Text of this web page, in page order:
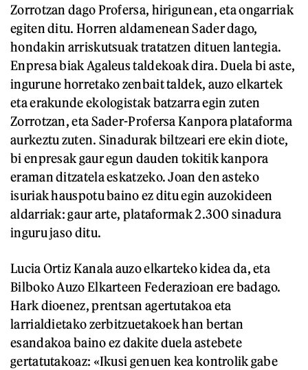
Zorrotzan dago Profersa, hirigunean, eta ongarriak
egiten ditu. Horren aldamenean Sader dago,
hondakin arriskutsuak tratatzen dituen lantegia.
Enpresa biak Agaleus taldekoak dira. Duela bi aste,
ingurune horretako zenbait taldek, auzo elkartek
eta erakunde ekologistak batzarra egin zuten
Zorrotzan, eta Sader-Profersa Kanpora plataforma
aurkeztu zuten. Sinadurak biltzeari ere ekin diote,
bi enpresak gaur egun dauden tokitik kanpora
eraman ditzatela eskatzeko. Joan den asteko
isuriak hauspotu baino ez ditu egin auzokideen
aldarriak: gaur arte, plataformak 2.300 sinadura
inguru jaso ditu.
Lucia Ortiz Kanala auzo elkarteko kidea da, eta
Bilboko Auzo Elkarteen Federazioan ere badago.
Hark dioenez, prentsan agertutakoa eta
larrialdietako zerbitzuetakoek han bertan
esandakoa baino ez dakite duela astebete
gertatutakoaz: «Ikusi genuen kea kontrolik gabe